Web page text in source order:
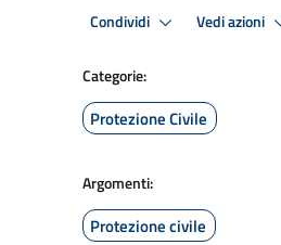
Condividi Vedi azioni
Categorie:
Protezione Civile
Argomenti:
Protezione civile